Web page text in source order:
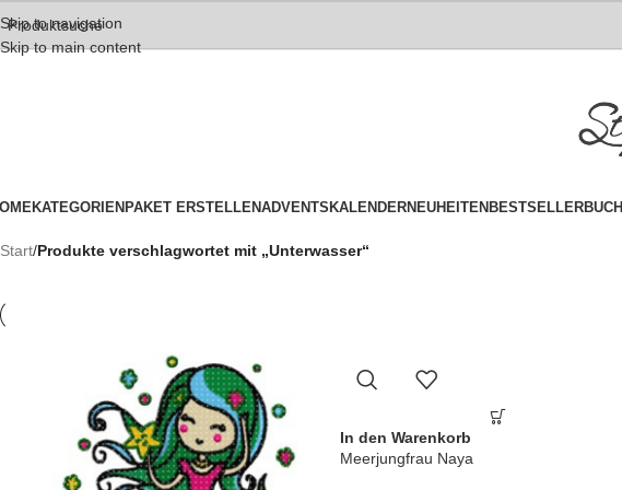
Skip to navigation
Skip to main content
KATEGORIEN PAKET ERSTELLENADVENTSKALENDERNEUHEITEN BESTSELLERBUCH
Start/Produkte verschlagwortet mit „Unterwasser“
In den Warenkorb
Meerjungfrau Naya